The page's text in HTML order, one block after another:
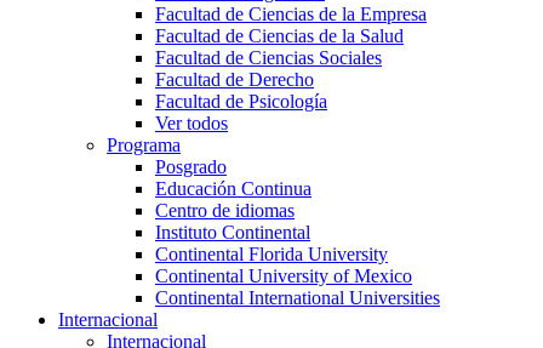
Facultad de Ciencias de la Empresa
Facultad de Ciencias de la Salud
Facultad de Ciencias Sociales
Facultad de Derecho
Facultad de Psicología
Ver todos
Programa
Posgrado
Educación Continua
Centro de idiomas
Instituto Continental
Continental Florida University
Continental University of Mexico
Continental International Universities
Internacional
Internacional